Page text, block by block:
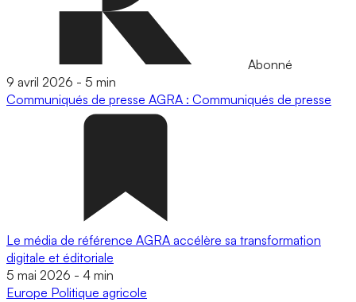
Abonné
9 avril 2026 - 5 min
Communiqués de presse AGRA : Communiqués de presse
Le média de référence AGRA accélère sa transformation
digitale et éditoriale
5 mai 2026 - 4 min
Europe Politique agricole